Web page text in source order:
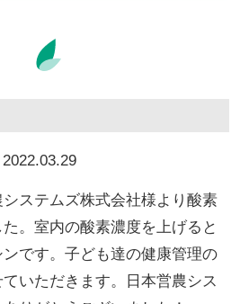
2022.03.29
ステムズ株式会社様より酸素
。室内の酸素濃度を上げると
です。子ども達の健康管理の
いただきます。日本営農シス